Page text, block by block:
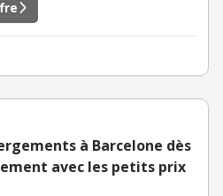
à Barcelone dès
avec les petits prix